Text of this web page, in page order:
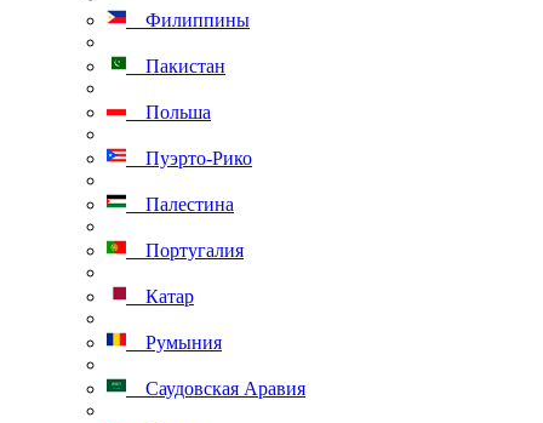
Филиппины
Пакистан
Польша
Пуэрто-Рико
Палестина
Португалия
Катар
Румыния
Саудовская Аравия